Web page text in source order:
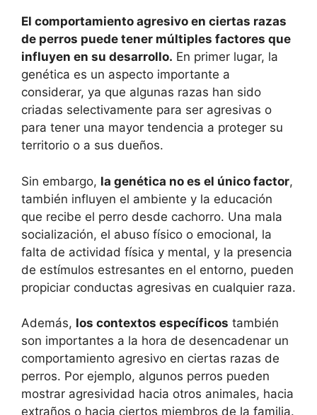
El comportamiento agresivo en ciertas razas
de perros puede tener múltiples factores que
influyen en su desarrollo. En primer lugar, la
genética es un aspecto importante a
considerar, ya que algunas razas han sido
criadas selectivamente para ser agresivas o
para tener una mayor tendencia a proteger su
territorio o a sus dueños.
Sin embargo, la genética no es el único factor,
también influyen el ambiente y la educación
que recibe el perro desde cachorro. Una mala
socialización, el abuso físico o emocional, la
falta de actividad física y mental, y la presencia
de estímulos estresantes en el entorno, pueden
propiciar conductas agresivas en cualquier raza.
Además, los contextos específicos también
son importantes a la hora de desencadenar un
comportamiento agresivo en ciertas razas de
perros. Por ejemplo, algunos perros pueden
mostrar agresividad hacia otros animales, hacia
extraños o hacia ciertos miembros de la familia.